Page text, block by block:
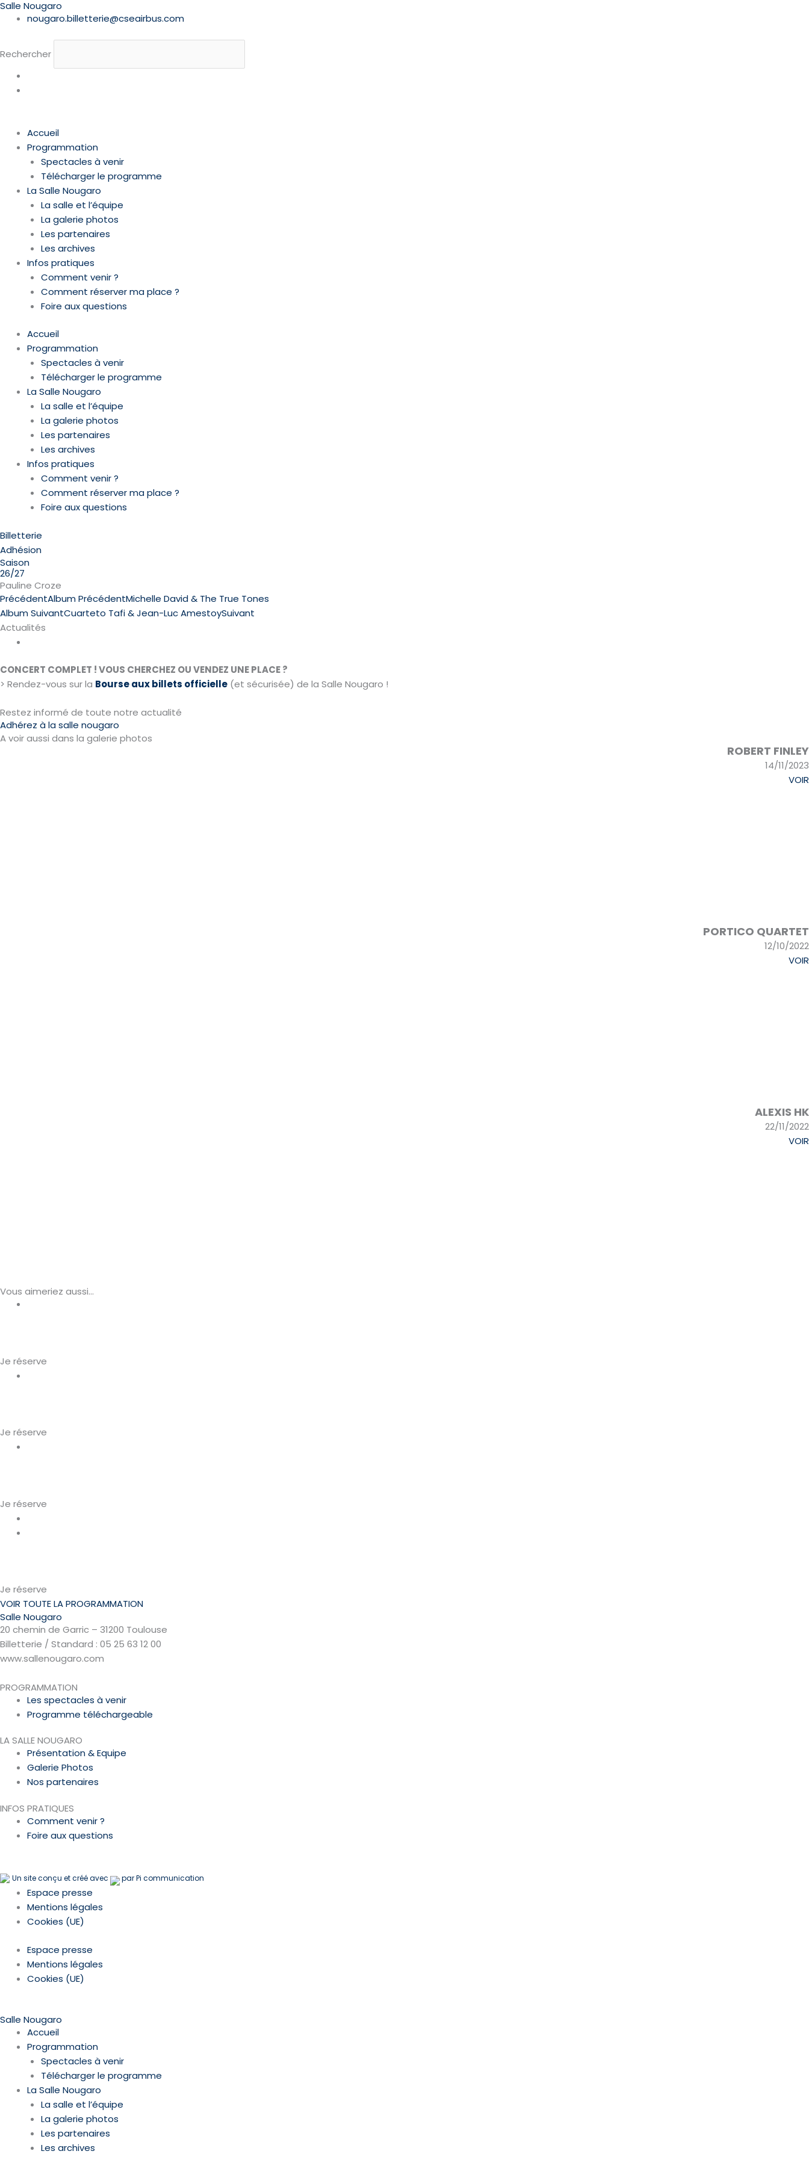
Aller
Salle Nougaro
nougaro.billetterie@cseairbus.com
Rechercher
Accueil
Programmation
Spectacles à venir
Télécharger le programme
La Salle Nougaro
La salle et l’équipe
La galerie photos
Les partenaires
Les archives
Infos pratiques
Comment venir ?
Comment réserver ma place ?
Foire aux questions
Accueil
Programmation
Spectacles à venir
Télécharger le programme
La Salle Nougaro
La salle et l’équipe
La galerie photos
Les partenaires
Les archives
Infos pratiques
Comment venir ?
Comment réserver ma place ?
Foire aux questions
Billetterie
Adhésion
Saison
26/27
Pauline Croze
PrécédentAlbum PrécédentMichelle David & The True Tones
Album SuivantCuarteto Tafi & Jean-Luc AmestoySuivant
Actualités
CONCERT COMPLET ! VOUS CHERCHEZ OU VENDEZ UNE PLACE ?
> Rendez-vous sur la Bourse aux billets officielle (et sécurisée) de la Salle Nougaro !
Restez informé de toute notre actualité
Adhérez à la salle nougaro
A voir aussi dans la galerie photos
ROBERT FINLEY
14/11/2023
VOIR
PORTICO QUARTET
12/10/2022
VOIR
ALEXIS HK
22/11/2022
VOIR
Vous aimeriez aussi...
Je réserve
Je réserve
Je réserve
Je réserve
VOIR TOUTE LA PROGRAMMATION
Salle Nougaro
20 chemin de Garric – 31200 Toulouse
Billetterie / Standard : 05 25 63 12 00
www.sallenougaro.com
PROGRAMMATION
Les spectacles à venir
Programme téléchargeable
LA SALLE NOUGARO
Présentation & Equipe
Galerie Photos
Nos partenaires
INFOS PRATIQUES
Comment venir ?
Foire aux questions
Un site conçu et créé avec par Pi communication
Espace presse
Mentions légales
Cookies (UE)
Espace presse
Mentions légales
Cookies (UE)
Salle Nougaro
Accueil
Programmation
Spectacles à venir
Télécharger le programme
La Salle Nougaro
La salle et l’équipe
La galerie photos
Les partenaires
Les archives